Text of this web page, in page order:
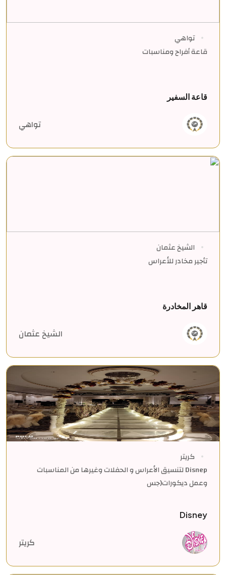
تواهي
قاعة أفراح ومناسبات
قاعة السفير
تواهي
الشيخ عثمان
تأجير مخادر للأعراس
قاهر المخادرة
الشيخ عثمان
كريتر
Disnep لتنسيق الأعراس و الحفلات وغيرها من المناسبات
وعمل ديكورات(جس
Disney
كريتر